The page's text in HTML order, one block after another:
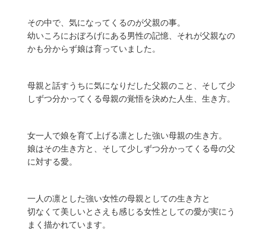
その中で、気になってくるのが父親の事。
幼いころにおぼろげにある男性の記憶、それが父親なの
かも分からず娘は育っていました。
母親と話すうちに気になりだした父親のこと、そして少
しずつ分かってくる母親の覚悟を決めた人生、生き方。
女一人で娘を育て上げる凛とした強い母親の生き方。
娘はその生き方と、そして少しずつ分かってくる母の父
に対する愛。
一人の凛とした強い女性の母親としての生き方と
切なくて美しいとさえも感じる女性としての愛が実にう
まく描かれています。